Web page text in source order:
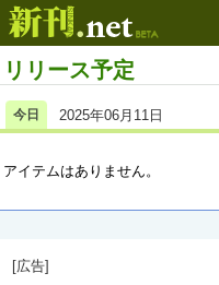
リリース予定
今日 2025年06月11日
アイテムはありません。
[広告]